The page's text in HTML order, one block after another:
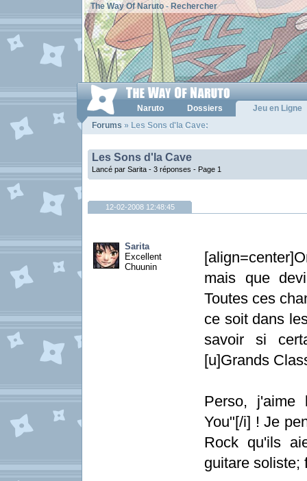
The Way Of Naruto- Rechercher
Naruto Dossiers
Jeu en Ligne
Forums » Les Sons d'la Cave:
Les Sons d'la Cave
Lancé par Sarita - 3 réponses - Page 1
12-02-2008 12:48:45
Sarita
Excellent
Chuunin
mais que
Toutes ces
ce soit dans
savoir si
[u]Grands
Perso, j'aime
You"[/i] ! Je
Rock qu'ils
guitare soliste;